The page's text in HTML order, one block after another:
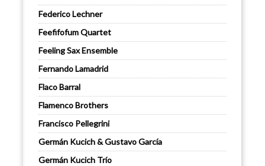
Federico Lechner
Feefifofum Quartet
Feeling Sax Ensemble
Fernando Lamadrid
Flaco Barral
Flamenco Brothers
Francisco Pellegrini
Germán Kucich & Gustavo García
Germán Kucich Trío